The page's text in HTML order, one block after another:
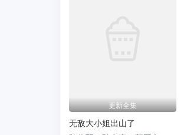
更新全集
无敌大小姐出山了